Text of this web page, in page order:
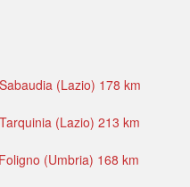
(Lazio) 178 km
(Lazio) 213 km
(Umbria) 168 km